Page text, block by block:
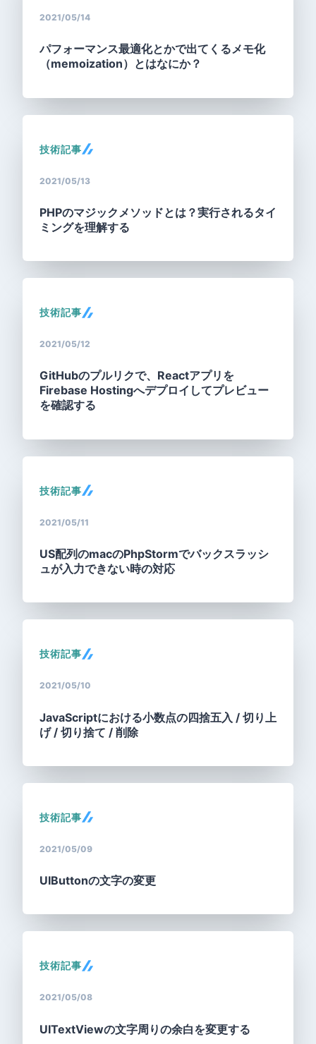
2021/05/14
パフォーマンス最適化とかで出てくるメモ化
（memoization）とはなにか？
技術記事
2021/05/13
PHPのマジックメソッドとは？実行されるタイ
ミングを理解する
技術記事
2021/05/12
GitHubのプルリクで、Reactアプリを
Firebase Hostingへデプロイしてプレビュー
を確認する
技術記事
2021/05/11
US配列のmacのPhpStormでバックスラッシ
ュが入力できない時の対応
技術記事
2021/05/10
JavaScriptにおける小数点の四捨五入 / 切り上
げ / 切り捨て / 削除
技術記事
2021/05/09
UIButtonの文字の変更
技術記事
2021/05/08
UITextViewの文字周りの余白を変更する